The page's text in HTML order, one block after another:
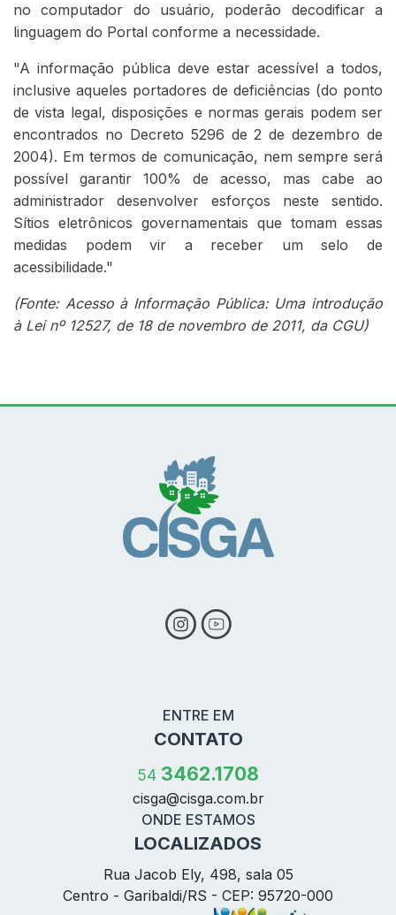
no computador do usuário, poderão decodificar a
linguagem do Portal conforme a necessidade.
"A informação pública deve estar acessível a todos,
inclusive aqueles portadores de deficiências (do ponto
de vista legal, disposições e normas gerais podem ser
encontrados no Decreto 5296 de 2 de dezembro de
2004). Em termos de comunicação, nem sempre será
possível garantir 100% de acesso, mas cabe ao
administrador desenvolver esforços neste sentido.
Sítios eletrônicos governamentais que tomam essas
medidas podem vir a receber um selo de
acessibilidade."
(Fonte: Acesso à Informação Pública: Uma introdução
à Lei nº 12527, de 18 de novembro de 2011, da CGU)
ENTRE EM
CONTATO
54 3462.1708
cisga@cisga.com.br
ONDE ESTAMOS
LOCALIZADOS
Rua Jacob Ely, 498, sala 05
Centro - Garibaldi/RS - CEP: 95720-000